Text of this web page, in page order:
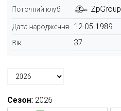
Поточний клуб ZpGroup
Дата народження 12.05.1989
Вік 37
Сезон: 2026